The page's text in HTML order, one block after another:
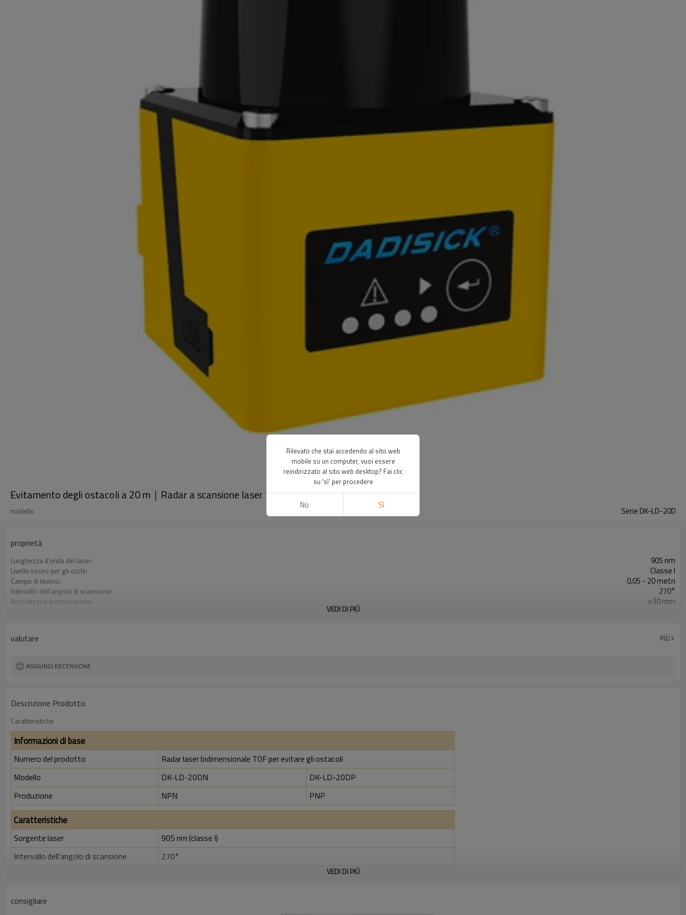
Evitamento degli ostacoli a 20 m｜Radar a scansione laser｜DADISICK
modello Serie DK-LD-20D
proprietà
Lunghezza d'onda del laser: 905 nm
Livello sicuro per gli occhi: Classe I
Campo di lavoro: 0,05 - 20 metri
Intervallo dell'angolo di scansione: 270°
Accuratezza di misurazione: ±30 mm
VEDI DI PIÙ
valutare PIÙ
AGGIUNGI RECENSIONE
Descrizione Prodotto
Caratteristiche
Informazioni di base
Numero del prodotto
Radar laser bidimensionale TOF per evitare gli ostacoli
Modello
DK-LD-20DN
DK-LD-20DP
Produzione
NPN PNP
Caratteristiche
Sorgente laser
905 nm (classe I)
Intervallo dell'angolo di scansione
270°
VEDI DI PIÙ
consigliare
Rilevato che stai accedendo al sito web
mobile su un computer, vuoi essere
reindirizzato al sito web desktop? Fai clic
su 'sì' per procedere
No Sì